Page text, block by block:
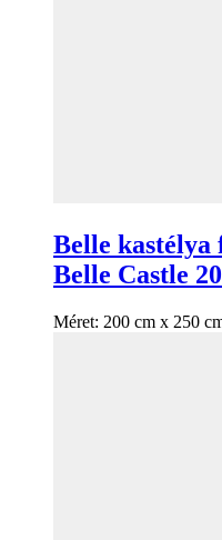
Belle kastélya
Belle Castle
Méret: 200 cm x 250